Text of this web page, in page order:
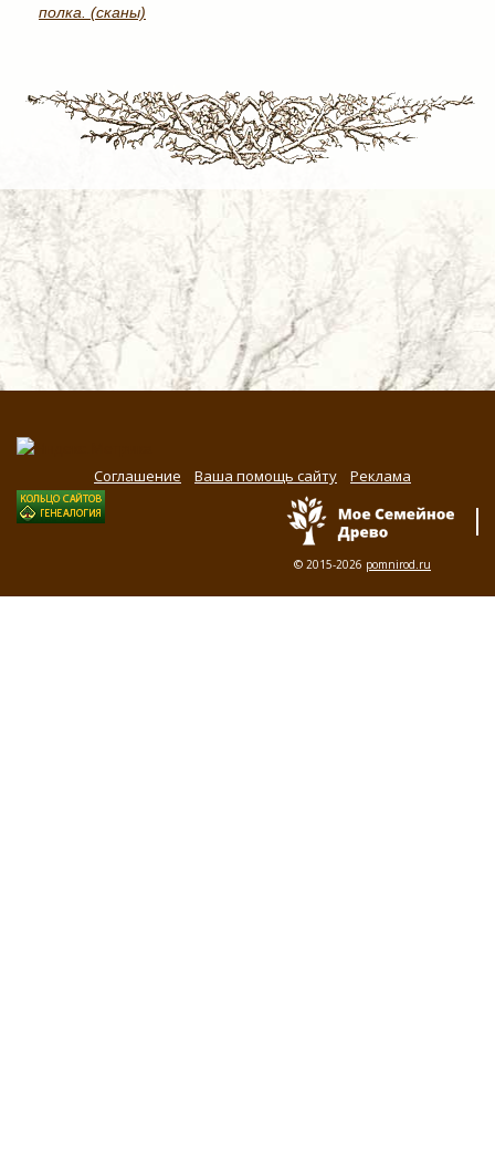
полка. (сканы)
Соглашение Ваша помощь сайту Реклама
© 2015-2026 pomnirod.ru